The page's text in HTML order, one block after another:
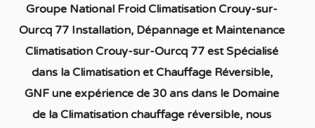
Groupe National Froid Climatisation Crouy-sur-
Ourcq 77 Installation, Dépannage et Maintenance
Climatisation Crouy-sur-Ourcq 77est Spécialisé
dans la Climatisationet ChauffageRéversible,
GNF une expérience de 30 ans dans le Domaine
de la Climatisation chauffage réversible, nous